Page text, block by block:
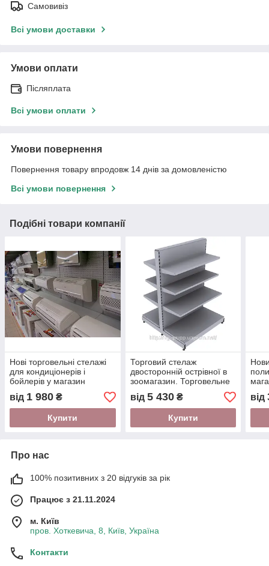
Самовивіз
Всі умови доставки
Умови оплати
Післяплата
Всі умови оплати
Умови повернення
Повернення товару впродовж 14 днів за домовленістю
Всі умови повернення
Подібні товари компанії
Нові торговельні стелажі
для кондиціонерів і
бойлерів у магазин
побутової техніки. Торгове
обладнання WIKO
від 1 980 ₴
Купити
Торговий стелаж
двосторонній острівної в
зоомагазин. Торговельне
обладнання WIKO в
магазин Київ, Одеса
від 5 430₴
Купити
від
Про нас
100% позитивних з 20 відгуків за рік
Працює з 21.11.2024
м. Київ
пров. Хоткевича, 8, Київ, Україна
Контакти